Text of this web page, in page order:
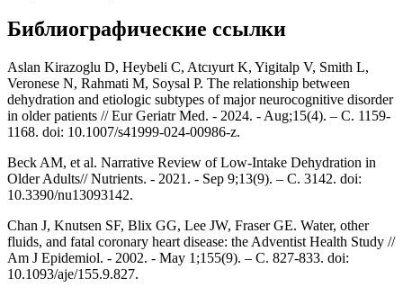
Библиографические ссылки
Aslan Kirazoglu D, Heybeli C, Atcıyurt K, Yigitalp V, Smith L,
Veronese N, Rahmati M, Soysal P. The relationship between
dehydration and etiologic subtypes of major neurocognitive disorder
in older patients // Eur Geriatr Med. - 2024. - Aug;15(4). – С. 1159-
1168. doi: 10.1007/s41999-024-00986-z.
Beck AM, et al. Narrative Review of Low-Intake Dehydration in
Older Adults// Nutrients. - 2021. - Sep 9;13(9). – С. 3142. doi:
10.3390/nu13093142.
Chan J, Knutsen SF, Blix GG, Lee JW, Fraser GE. Water, other
fluids, and fatal coronary heart disease: the Adventist Health Study //
Am J Epidemiol. - 2002. - May 1;155(9). – С. 827-833. doi:
10.1093/aje/155.9.827.